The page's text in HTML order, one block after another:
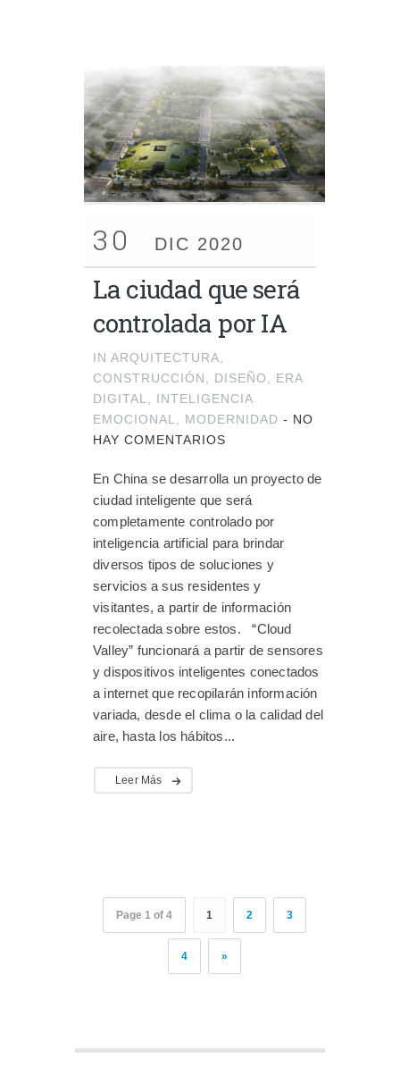
30 DIC 2020
La ciudad que será
controlada por IA
IN ARQUITECTURA
CONSTRUCCIÓN
DISEÑO
ERA
DIGITAL
INTELIGENCIA
EMOCIONAL
MODERNIDAD - NO
HAY COMENTARIOS
En China se desarrolla un proyecto de
ciudad inteligente que será
completamente controlado por
inteligencia artificial para brindar
diversos tipos de soluciones y
servicios a sus residentes y
visitantes, a partir de información
recolectada sobre estos. “Cloud
Valley” funcionará a partir de sensores
y dispositivos inteligentes conectados
a internet que recopilarán información
variada, desde el clima o la calidad del
aire, hasta los hábitos...
Leer Más
Page 1 of 4 1 2 3
4 »